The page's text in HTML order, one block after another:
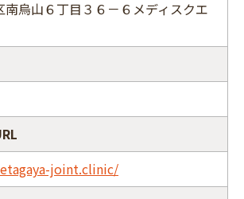
関節大全
ひざ関節ナビについて
南烏山６丁目３６－６メディスクエ
joint.clinic/